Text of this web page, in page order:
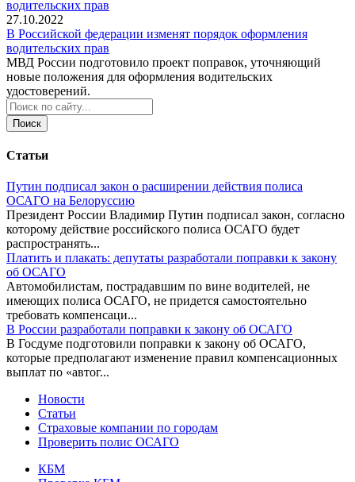
27.10.2022
В Российской федерации изменят порядок оформления
водительских прав
МВД России подготовило проект поправок, уточняющий
новые положения для оформления водительских
удостоверений.
Поиск
Статьи
Путин подписал закон о расширении действия полиса
ОСАГО на Белоруссию
Президент России Владимир Путин подписал закон, согласно
которому действие российского полиса ОСАГО будет
распространять...
Платить и плакать: депутаты разработали поправки к закону
об ОСАГО
Автомобилистам, пострадавшим по вине водителей, не
имеющих полиса ОСАГО, не придется самостоятельно
требовать компенсаци...
В России разработали поправки к закону об ОСАГО
В Госдуме подготовили поправки к закону об ОСАГО,
которые предполагают изменение правил компенсационных
выплат по «автог...
Новости
Статьи
Страховые компании по городам
Проверить полис ОСАГО
КБМ